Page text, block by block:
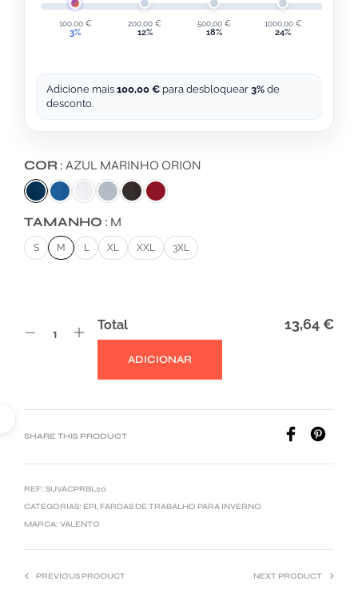
100,00 €
3%
200,00 €
12%
500,00 €
18%
1000,00 €
24%
Adicione mais 100,00 € para desbloquear 3% de
desconto.
COR AZUL MARINHO ORION
TAMANHO M
S M L XL XXL 3XL
Total 13,64 €
ADICIONAR
T
SHARE THIS PRODUCT
REF: SUVACPRBL20
CATEGORIAS: EPI, FARDAS DE TRABALHO PARA INVERNO
MARCA: VALENTO
PREVIOUS PRODUCT NEXT PRODUCT